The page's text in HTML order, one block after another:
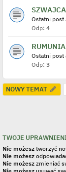
Ostatni post
Odp: 4
Ostatni post
Odp: 3
NOWY TEMAT
TWOJE
Nie możesz tworzyć
Nie możesz
Nie możesz zmieniać